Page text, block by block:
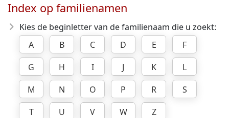
Index op familienamen
Kies de beginletter van de familienaam die u zoekt:
A
B C D E
F
G
H I J K
L
M
N O P R
S
T
U V W
Z